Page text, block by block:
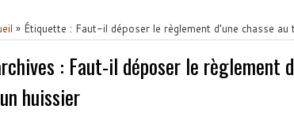
» Étiquette : Faut-il déposer le règlement d’une chasse
: Faut-il déposer le règlement
huissier